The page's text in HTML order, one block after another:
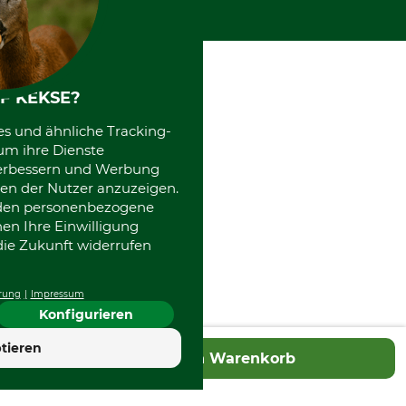
In den Warenkorb
Kooperationen
KEKSE?
und ähnliche Tracking-
ihre Dienste
und Werbung
der Nutzer anzuzeigen.
personenbezogene
Ihre Einwilligung
Zukunft widerrufen
Impressum
Konfigurieren